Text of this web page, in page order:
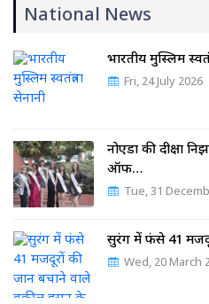
National News
भारतीय मुस्लिम
Fri, 24 July 2026
नोएडा की दीक्षा
ऑफ…
Tue, 31
सुरंग में फंसे 41
Wed, 20 March